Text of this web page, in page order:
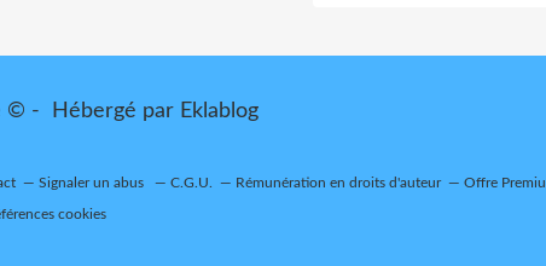
© - Hébergé par Eklablog
Signaler un abus C.G.U. Rémunération en droits d'auteur Offre
cookies